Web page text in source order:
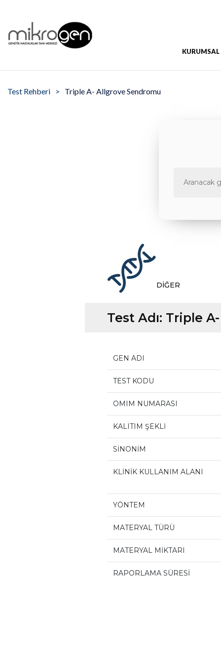
KURUMSAL
Test Rehberi Triple A- Allgrove Sendromu
DİĞER
Test Adı: Triple
GEN ADI
TEST KODU
OMIM NUMARASI
KALITIM ŞEKLİ
SİNONİM
KLİNİK KULLANIM ALANI
YÖNTEM
MATERYAL TÜRÜ
MATERYAL MİKTARI
RAPORLAMA SÜRESİ